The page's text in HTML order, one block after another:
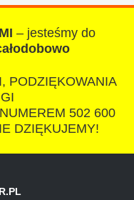
zaproponowal
sprawe. Jesli
– jesteśmy do
PODZIĘKOWANIA
502 600
DZIĘKUJEMY!